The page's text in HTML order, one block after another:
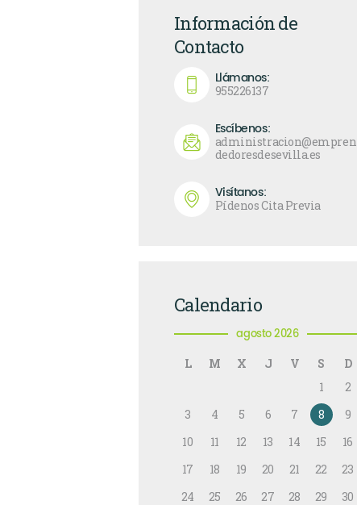
Información de
Contacto
Llámanos:
955226137
Escíbenos:
administracion@empren
dedoresdesevilla.es
Visítanos:
Pídenos Cita Previa
Calendario
agosto 2026
L M X J V S
D
1
2
3
4 5 6 7 8
9
10
11 12 13 14 15
16
17
18 19 20 21 22
23
24
25 26 27 28 29
30